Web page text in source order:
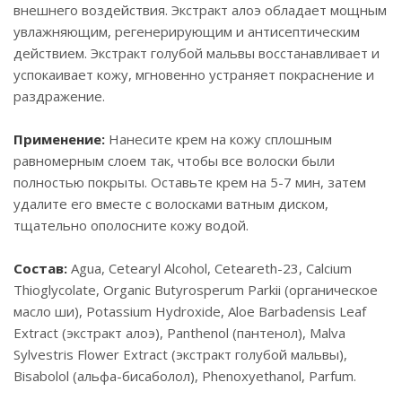
внешнего воздействия. Экстракт алоэ обладает мощным
увлажняющим, регенерирующим и антисептическим
действием. Экстракт голубой мальвы восстанавливает и
успокаивает кожу, мгновенно устраняет покраснение и
раздражение.
Применение: Нанесите крем на кожу сплошным
равномерным слоем так, чтобы все волоски были
полностью покрыты. Оставьте крем на 5-7 мин, затем
удалите его вместе с волосками ватным диском,
тщательно ополосните кожу водой.
Состав: Agua, Cetearyl Alcohol, Ceteareth-23, Calcium
Thioglycolate, Organic Butyrosperum Parkii (органическое
масло ши), Potassium Hydroxide, Aloe Barbadensis Leaf
Extract (экстракт алоэ), Panthenol (пантенол), Malva
Sylvestris Flower Extract (экстракт голубой мальвы),
Bisabolol (альфа-бисаболол), Phenoxyethanol, Parfum.